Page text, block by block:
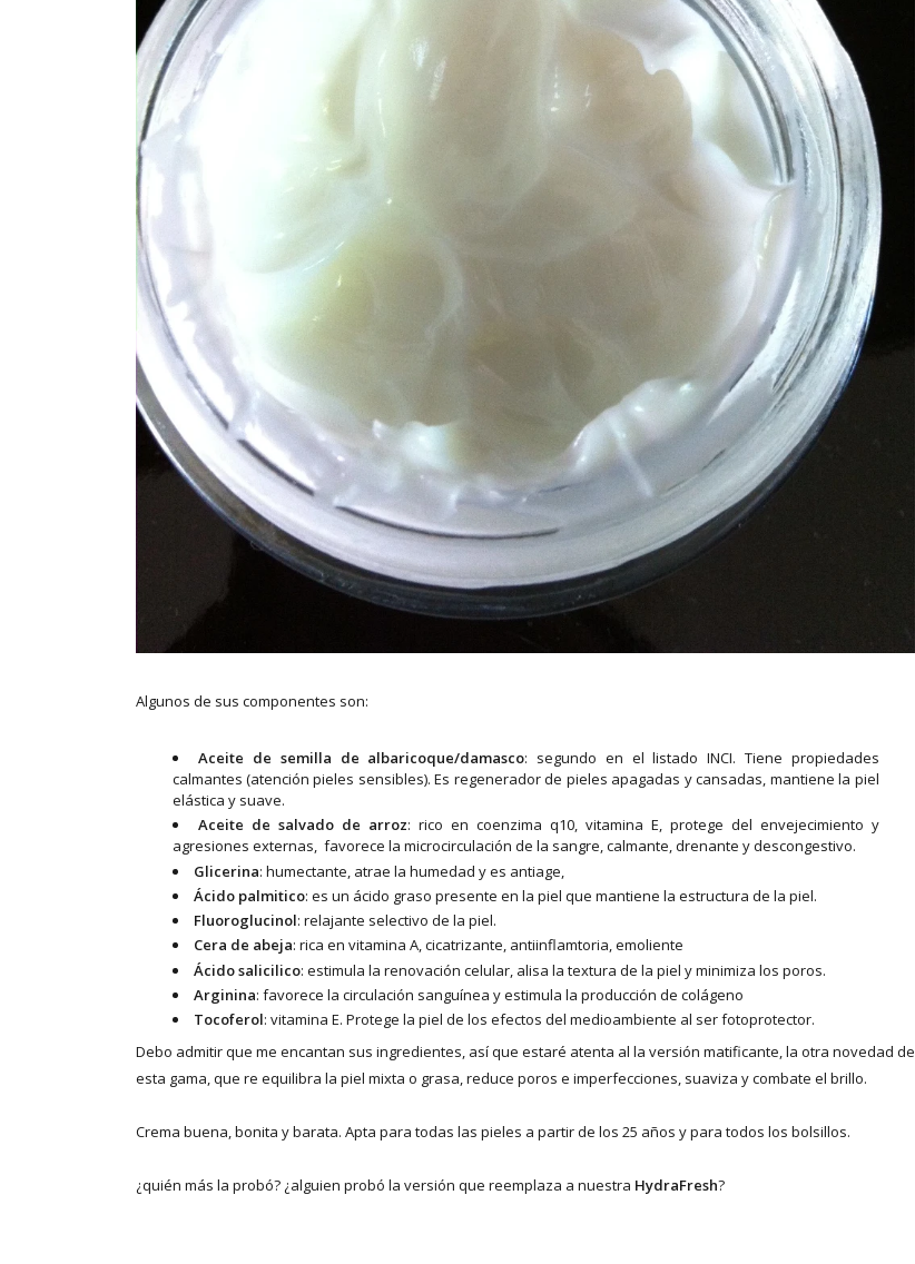
Algunos de sus componentes son:
Aceite de semilla de albaricoque/damasco: segundo en el listado INCI. Tiene propiedades
calmantes (atención pieles sensibles). Es regenerador de pieles apagadas y cansadas, mantiene la piel
elástica y suave.
Aceite de salvado de arroz: rico en coenzima q10, vitamina E, protege del envejecimiento y
agresiones externas, favorece la microcirculación de la sangre, calmante, drenante y descongestivo.
Glicerina: humectante, atrae la humedad y es antiage,
Ácido palmitico: es un ácido graso presente en la piel que mantiene la estructura de la piel.
Fluoroglucinol: relajante selectivo de la piel.
Cera de abeja: rica en vitamina A, cicatrizante, antiinflamtoria, emoliente
Ácido salicilico: estimula la renovación celular, alisa la textura de la piel y minimiza los poros.
Arginina: favorece la circulación sanguínea y estimula la producción de colágeno
Tocoferol: vitamina E. Protege la piel de los efectos del medioambiente al ser fotoprotector.
Debo admitir que me encantan sus ingredientes, así que estaré atenta al la versión matificante, la otra novedad de
esta gama, que re equilibra la piel mixta o grasa, reduce poros e imperfecciones, suaviza y combate el brillo.
Crema buena, bonita y barata. Apta para todas las pieles a partir de los 25 años y para todos los bolsillos.
¿quién más la probó? ¿alguien probó la versión que reemplaza a nuestra HydraFresh?